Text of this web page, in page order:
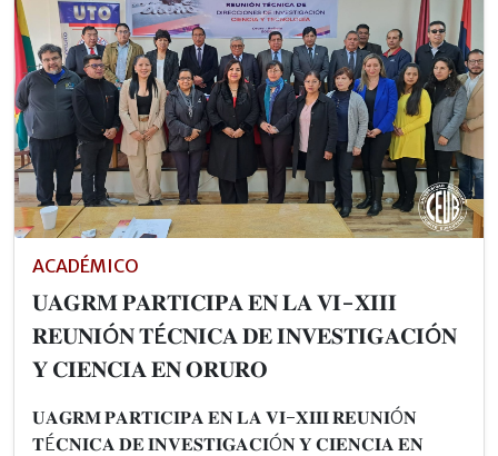
ACADÉMICO
𝐔𝐀𝐆𝐑𝐌 𝐏𝐀𝐑𝐓𝐈𝐂𝐈𝐏𝐀 𝐄𝐍 𝐋𝐀 𝐕𝐈-𝐗𝐈𝐈𝐈
𝐑𝐄𝐔𝐍𝐈Ó𝐍 𝐓É𝐂𝐍𝐈𝐂𝐀 𝐃𝐄 𝐈𝐍𝐕𝐄𝐒𝐓𝐈𝐆𝐀𝐂𝐈Ó𝐍
𝐘 𝐂𝐈𝐄𝐍𝐂𝐈𝐀 𝐄𝐍 𝐎𝐑𝐔𝐑𝐎
𝐔𝐀𝐆𝐑𝐌 𝐏𝐀𝐑𝐓𝐈𝐂𝐈𝐏𝐀 𝐄𝐍 𝐋𝐀 𝐕𝐈-𝐗𝐈𝐈𝐈 𝐑𝐄𝐔𝐍𝐈Ó𝐍
𝐓É𝐂𝐍𝐈𝐂𝐀 𝐃𝐄 𝐈𝐍𝐕𝐄𝐒𝐓𝐈𝐆𝐀𝐂𝐈Ó𝐍 𝐘 𝐂𝐈𝐄𝐍𝐂𝐈𝐀 𝐄𝐍